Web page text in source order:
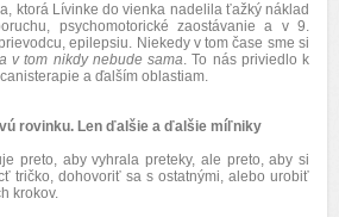
ktorá Lívinke do vienka nadelila ťažký náklad
psychomotorické zaostávanie a v 9.
epilepsiu. Niekedy v tom čase sme si
v tom nikdy nebude sama. To nás priviedlo k
a ďalším oblastiam.
rovinku. Len ďalšie a ďalšie míľniky
preto, aby vyhrala preteky, ale preto, aby si
tričko, dohovoriť sa s ostatnými, alebo urobiť
krokov.